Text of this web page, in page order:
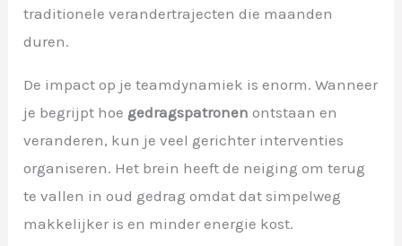
traditionele verandertrajecten die maanden
duren.
De impact op je teamdynamiek is enorm. Wanneer
je begrijpt hoe gedragspatronen ontstaan en
veranderen, kun je veel gerichter interventies
organiseren. Het brein heeft de neiging om terug
te vallen in oud gedrag omdat dat simpelweg
makkelijker is en minder energie kost.